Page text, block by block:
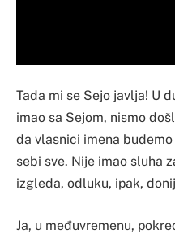
Tada mi se Sejo javlja! U
imao sa Sejom, nismo
da vlasnici imena
sebi sve. Nije imao sluha
izgleda, odluku, ipak,
Ja, u međuvremenu,